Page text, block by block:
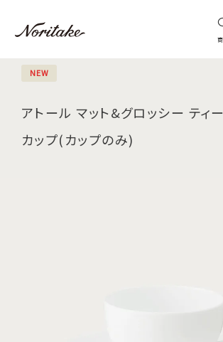
NEW
アトール マット&グロッシー ティ
カップ(カップのみ)